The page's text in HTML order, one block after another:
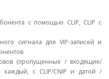
с помощью CLIP, CLIP с
сигнала для VIP-записей и
(пропущенные / входящие/
каждый, с CLIP/CNIP и датой /